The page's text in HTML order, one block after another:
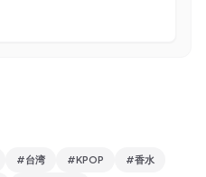
#台湾 #KPOP #香水